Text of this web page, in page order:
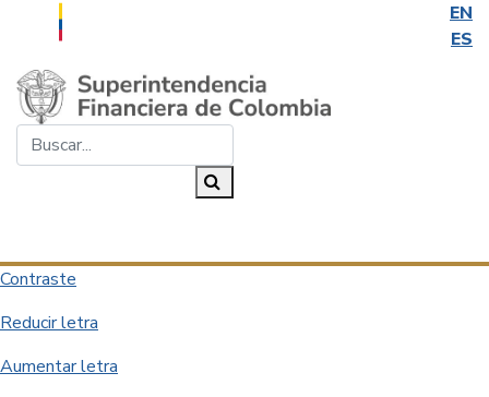
EN
ES
Saltar al contenido principal
Contraste
Reducir letra
Aumentar letra